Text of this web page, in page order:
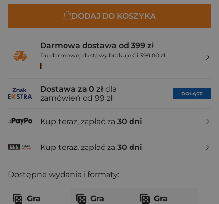
DODAJ DO KOSZYKA
Darmowa dostawa od 399 zł
Do darmowej dostawy brakuje Ci 399,00 zł
Dostawa za 0 zł dla
zamówień od 99 zł
DOŁĄCZ
Kup teraz, zapłać za 30 dni
Kup teraz, zapłać za 30 dni
Dostępne wydania i formaty:
Gra Gra Gra